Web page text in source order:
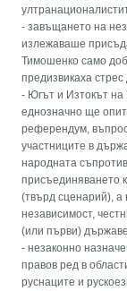
- завъщането на
излежаваше
Тимошенко само
предизвикаха
- Югът и Изтокът
еднозначно ще
референдум,
участниците в
народната
присъединяването
(твърд сценарий), а
независимост,
(или първи)
- незаконно
правов ред в
руснаците и